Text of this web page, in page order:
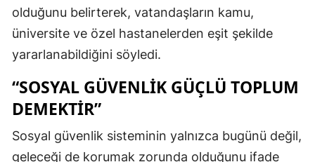
olduğunu belirterek, vatandaşların kamu,
üniversite ve özel hastanelerden eşit şekilde
yararlanabildiğini söyledi.
“SOSYAL GÜVENLIK GÜÇLÜ TOPLUM
DEMEKTIR”
Sosyal güvenlik sisteminin yalnızca bugünü değil,
geleceği de korumak zorunda olduğunu ifade